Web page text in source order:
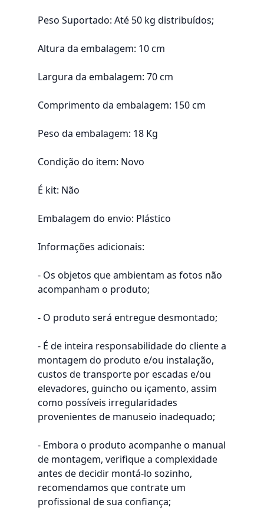
Peso Suportado: Até 50 kg distribuídos;
Altura da embalagem: 10 cm
Largura da embalagem: 70 cm
Comprimento da embalagem: 150 cm
Peso da embalagem: 18 Kg
Condição do item: Novo
É kit: Não
Embalagem do envio: Plástico
Informações adicionais:
- Os objetos que ambientam as fotos não
acompanham o produto;
- O produto será entregue desmontado;
- É de inteira responsabilidade do cliente a
montagem do produto e/ou instalação,
custos de transporte por escadas e/ou
elevadores, guincho ou içamento, assim
como possíveis irregularidades
provenientes de manuseio inadequado;
- Embora o produto acompanhe o manual
de montagem, verifique a complexidade
antes de decidir montá-lo sozinho,
recomendamos que contrate um
profissional de sua confiança;